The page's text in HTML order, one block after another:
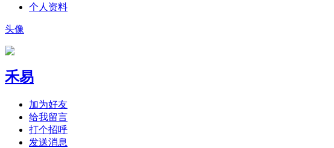
个人资料
头像
禾易
加为好友
给我留言
打个招呼
发送消息